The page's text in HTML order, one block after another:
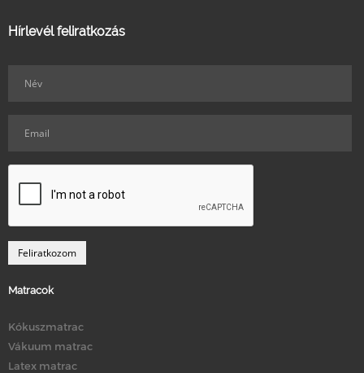
Hírlevél feliratkozás
Matracok
Kókuszmatrac
Vákuum matrac
Latex matrac